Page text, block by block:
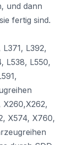
und dann
fertig sind.
L392,
L538, L550,
X260,X262,
X574, X760,